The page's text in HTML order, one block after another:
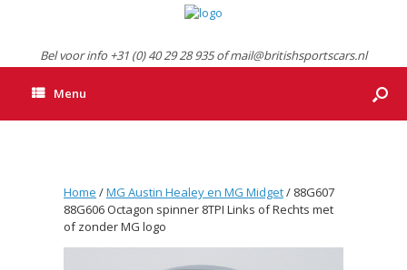
Bel voor info +31 (0) 40 29 28 935 of mail@britishsportscars.nl
Menu
Home /MG Austin Healey en MG Midget/ 88G607
88G606 Octagon spinner 8TPI Links of Rechts met
of zonder MG logo